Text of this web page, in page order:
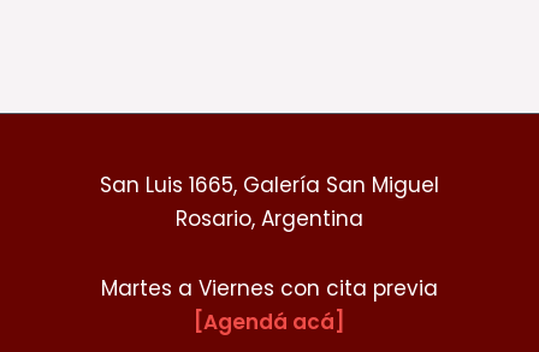
San Luis 1665, Galería San Miguel
Rosario, Argentina
Martes a Viernes con cita previa
[Agendá acá]